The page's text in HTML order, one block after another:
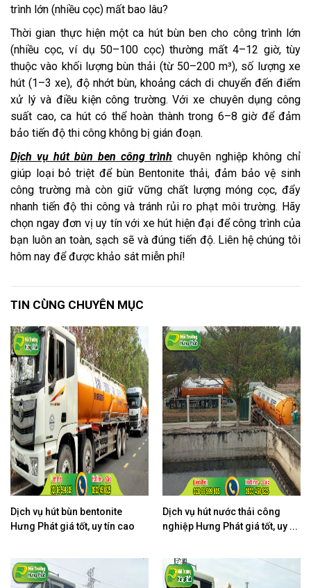
trình lớn (nhiều cọc) mất bao lâu?
Thời gian thực hiện một ca hút bùn ben cho công trình lớn
(nhiều cọc, ví dụ 50–100 cọc) thường mất 4–12 giờ, tùy
thuộc vào khối lượng bùn thải (từ 50–200 m³), số lượng xe
hút (1–3 xe), độ nhớt bùn, khoảng cách di chuyển đến điểm
xử lý và điều kiện công trường. Với xe chuyên dụng công
suất cao, ca hút có thể hoàn thành trong 6–8 giờ để đảm
bảo tiến độ thi công không bị gián đoạn.
Dịch vụ hút bùn ben công trình chuyên nghiệp không chỉ
giúp loại bỏ triệt để bùn Bentonite thải, đảm bảo vệ sinh
công trường mà còn giữ vững chất lượng móng cọc, đẩy
nhanh tiến độ thi công và tránh rủi ro phạt môi trường. Hãy
chọn ngay đơn vị uy tín với xe hút hiện đại để công trình của
bạn luôn an toàn, sạch sẽ và đúng tiến độ. Liên hệ chúng tôi
hôm nay để được khảo sát miễn phí!
TIN CÙNG CHUYÊN MỤC
Dịch vụ hút bùn bentonite
Hưng Phát giá tốt, uy tín cao
Dịch vụ hút nước thải công
nghiệp Hưng Phát giá tốt, uy ...